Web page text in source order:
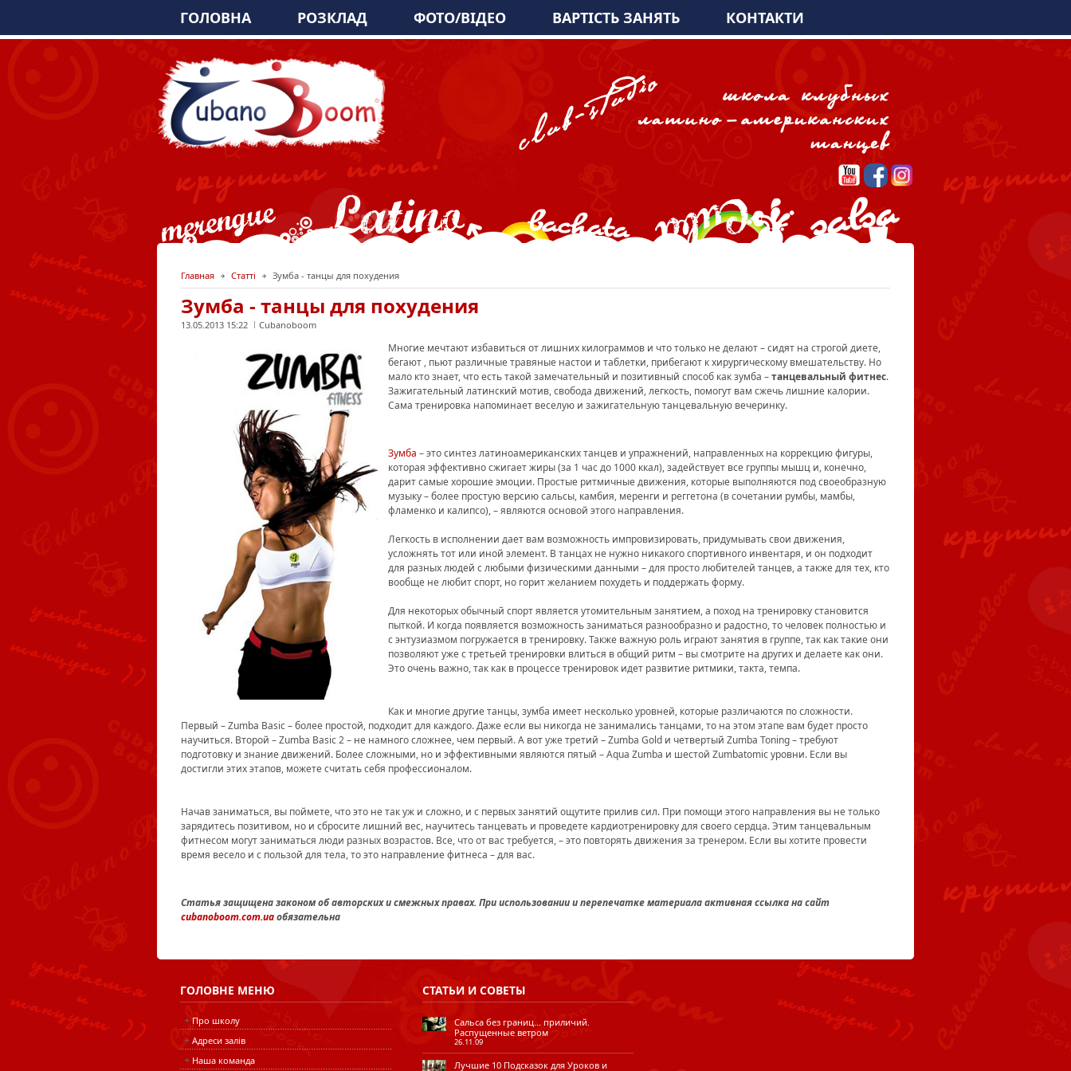
ГОЛОВНА РОЗКЛАД ФОТО/ВІДЕО ВАРТІСТЬ ЗАНЯТЬ КОНТАКТИ
Главная Статті Зумба - танцы для похудения
Зумба - танцы для похудения
13.05.2013 15:22 Cubanoboom
Многие мечтают избавиться от лишних килограммов и что только не делают – сидят на строгой диете,
бегают , пьют различные травяные настои и таблетки, прибегают к хирургическому вмешательству. Но
мало кто знает, что есть такой замечательный и позитивный способ как зумба –танцевальный фитнес.
Зажигательный латинский мотив, свобода движений, легкость, помогут вам сжечь лишние калории.
Сама тренировка напоминает веселую и зажигательную танцевальную вечеринку.
Зумба – это синтез латиноамериканских танцев и упражнений, направленных на коррекцию фигуры,
которая эффективно сжигает жиры (за 1 час до 1000 ккал), задействует все группы мышц и, конечно,
дарит самые хорошие эмоции. Простые ритмичные движения, которые выполняются под своеобразную
музыку – более простую версию сальсы, камбия, меренги и реггетона (в сочетании румбы, мамбы,
фламенко и калипсо), – являются основой этого направления.
Легкость в исполнении дает вам возможность импровизировать, придумывать свои движения,
усложнять тот или иной элемент. В танцах не нужно никакого спортивного инвентаря, и он подходит
для разных людей с любыми физическими данными – для просто любителей танцев, а также для тех, кто
вообще не любит спорт, но горит желанием похудеть и поддержать форму.
Для некоторых обычный спорт является утомительным занятием, а поход на тренировку становится
пыткой. И когда появляется возможность заниматься разнообразно и радостно, то человек полностью и
с энтузиазмом погружается в тренировку. Также важную роль играют занятия в группе, так как такие они
позволяют уже с третьей тренировки влиться в общий ритм – вы смотрите на других и делаете как они.
Это очень важно, так как в процессе тренировок идет развитие ритмики, такта, темпа.
Как и многие другие танцы, зумба имеет несколько уровней, которые различаются по сложности.
Первый – Zumba Basic – более простой, подходит для каждого. Даже если вы никогда не занимались танцами, то на этом этапе вам будет просто
научиться. Второй – Zumba Basic 2 – не намного сложнее, чем первый. А вот уже третий – Zumba Gold и четвертый Zumba Toning – требуют
подготовку и знание движений. Более сложными, но и эффективными являются пятый – Aqua Zumba и шестой Zumbatomic уровни. Если вы
достигли этих этапов, можете считать себя профессионалом.
Начав заниматься, вы поймете, что это не так уж и сложно, и с первых занятий ощутите прилив сил. При помощи этого направления вы не только
зарядитесь позитивом, но и сбросите лишний вес, научитесь танцевать и проведете кардиотренировку для своего сердца. Этим танцевальным
фитнесом могут заниматься люди разных возрастов. Все, что от вас требуется, – это повторять движения за тренером. Если вы хотите провести
время весело и с пользой для тела, то это направление фитнеса – для вас.
Статья защищена законом об авторских и смежных правах. При использовании и перепечатке материала активная ссылка на сайт
cubanoboom.com.uaобязательна
ГОЛОВНЕ МЕНЮ
Про школу
Адреси залів
Наша команда
СТАТЬИИ СОВЕТЫ
Сальса без границ... приличий.
Распущенные ветром
26.11.09
Лучшие 10 Подсказок для Уроков и